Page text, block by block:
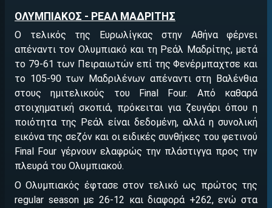
ΟΛΥΜΠΙΑΚΟΣ - ΡΕΑΛ ΜΑΔΡΙΤΗΣ
Ο τελικός της Ευρωλίγκας στην Αθήνα φέρνει
απέναντι τον Ολυμπιακό και τη Ρεάλ Μαδρίτης, μετά
το 79-61 των Πειραιωτών επί της Φενέρμπαχτσε και
το 105-90 των Μαδριλένων απέναντι στη Βαλένθια
στους ημιτελικούς του Final Four. Από καθαρά
στοιχηματική σκοπιά, πρόκειται για ζευγάρι όπου η
ποιότητα της Ρεάλ είναι δεδομένη, αλλά η συνολική
εικόνα της σεζόν και οι ειδικές συνθήκες του φετινού
Final Four γέρνουν ελαφρώς την πλάστιγγα προς την
πλευρά του Ολυμπιακού.
Ο Ολυμπιακός έφτασε στον τελικό ως πρώτος της
regular season με 26-12 και διαφορά +262, ενώ στα